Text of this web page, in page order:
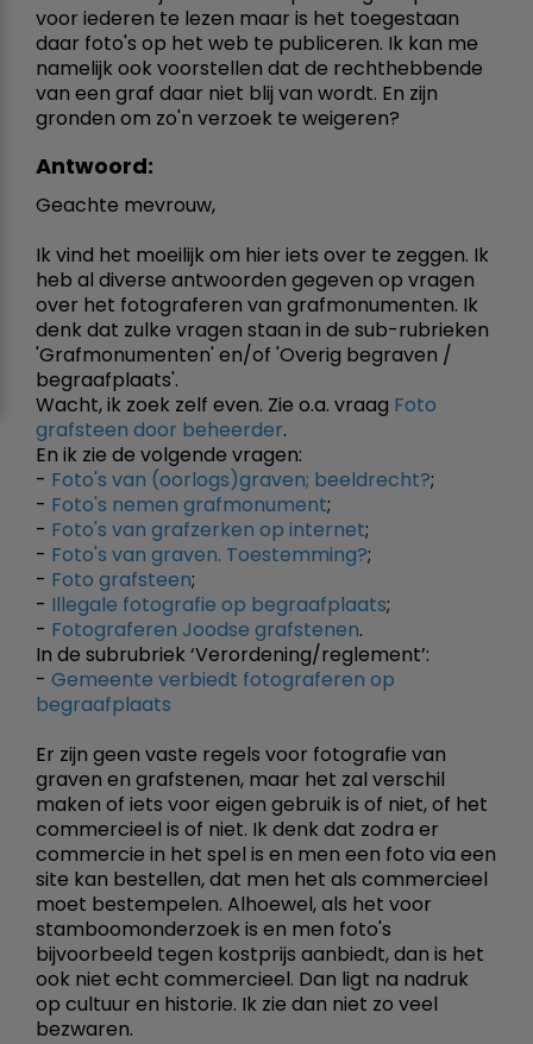
voor iederen te lezen maar is het toegestaan
daar foto's op het web te publiceren. Ik kan me
namelijk ook voorstellen dat de rechthebbende
van een graf daar niet blij van wordt. En zijn
gronden om zo'n verzoek te weigeren?
Antwoord:
Geachte mevrouw,
Ik vind het moeilijk om hier iets over te zeggen. Ik
heb al diverse antwoorden gegeven op vragen
over het fotograferen van grafmonumenten. Ik
denk dat zulke vragen staan in de sub-rubrieken
'Grafmonumenten' en/of 'Overig begraven /
begraafplaats'.
Wacht, ik zoek zelf even. Zie o.a. vraag Foto
grafsteen door beheerder.
En ik zie de volgende vragen:
- Foto's van (oorlogs)graven; beeldrecht?;
- Foto's nemen grafmonument;
- Foto's van grafzerken op internet;
- Foto's van graven. Toestemming?;
- Foto grafsteen;
- Illegale fotografie op begraafplaats;
- Fotograferen Joodse grafstenen.
In de subrubriek ‘Verordening/reglement’:
- Gemeente verbiedt fotograferen op
begraafplaats
Er zijn geen vaste regels voor fotografie van
graven en grafstenen, maar het zal verschil
maken of iets voor eigen gebruik is of niet, of het
commercieel is of niet. Ik denk dat zodra er
commercie in het spel is en men een foto via een
site kan bestellen, dat men het als commercieel
moet bestempelen. Alhoewel, als het voor
stamboomonderzoek is en men foto's
bijvoorbeeld tegen kostprijs aanbiedt, dan is het
ook niet echt commercieel. Dan ligt na nadruk
op cultuur en historie. Ik zie dan niet zo veel
bezwaren.